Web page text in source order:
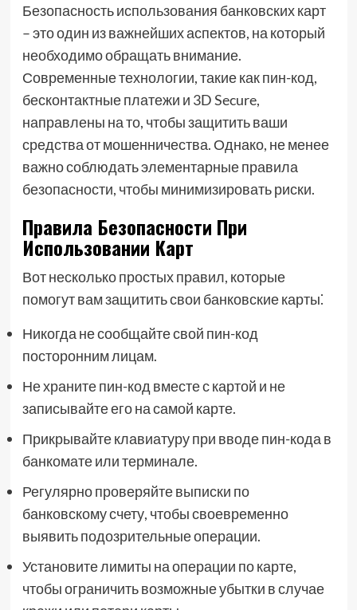
Безопасность использования банковских карт
– это один из важнейших аспектов, на который
необходимо обращать внимание.
Современные технологии, такие как пин-код,
бесконтактные платежи и 3D Secure,
направлены на то, чтобы защитить ваши
средства от мошенничества. Однако, не менее
важно соблюдать элементарные правила
безопасности, чтобы минимизировать риски.
Правила Безопасности При
Использовании Карт
Вот несколько простых правил, которые
помогут вам защитить свои банковские карты⁚
Никогда не сообщайте свой пин-код
посторонним лицам.
Не храните пин-код вместе с картой и не
записывайте его на самой карте.
Прикрывайте клавиатуру при вводе пин-кода в
банкомате или терминале.
Регулярно проверяйте выписки по
банковскому счету, чтобы своевременно
выявить подозрительные операции.
Установите лимиты на операции по карте,
чтобы ограничить возможные убытки в случае